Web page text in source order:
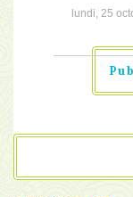
lundi, 25